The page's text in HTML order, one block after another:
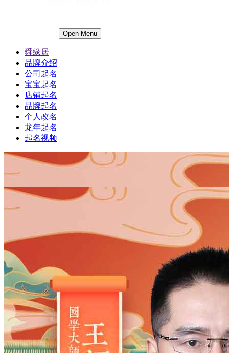
Open Menu
舜缘居
品牌介绍
公司起名
宝宝起名
店铺起名
品牌起名
个人改名
龙年起名
起名视频
男
男 女
出生时间
2026年 日11 时51分
年